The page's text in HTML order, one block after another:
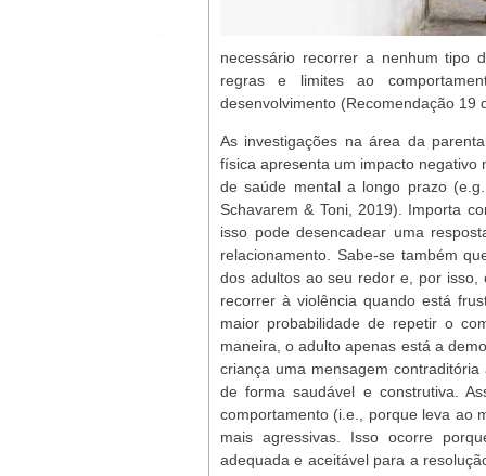
necessário recorrer a nenhum tipo
regras e limites ao
desenvolvimento (Recomendação 19
As investigações na área da
física apresenta um impacto negativo
de saúde mental a longo prazo
Schavarem & Toni, 2019). Importa
isso pode desencadear uma
relacionamento. Sabe-se também
dos adultos ao seu redor e, por
recorrer à violência quando está
maior probabilidade de repetir o
maneira, o adulto apenas está a
criança uma mensagem
de forma saudável e construtiva.
comportamento (i.e., porque leva ao
mais agressivas. Isso ocorre
adequada e aceitável para a